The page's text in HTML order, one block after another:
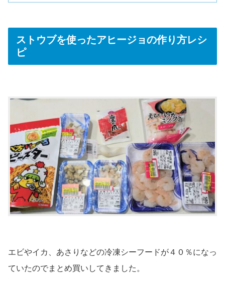
ストウブを使ったアヒージョの作り方レシ
ピ
エビやイカ、あさりなどの冷凍シーフードが４０％になっ
ていたのでまとめ買いしてきました。